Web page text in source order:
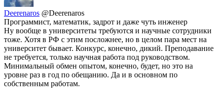
Deerenaros @Deerenaros
Программист, математик, задрот и даже чуть инженер
Ну вообще в университеты требуются и научные сотрудники
тоже. Хотя в РФ с этим посложнее, но в целом пара мест на
университет бывает. Конкурс, конечно, дикий. Преподавание
не требуется, только научная работа под руководством.
Минимальный обмен опытом, конечно, будет, но это на
уровне раз в год по обещанию. Да и в основном по
собственным работам.